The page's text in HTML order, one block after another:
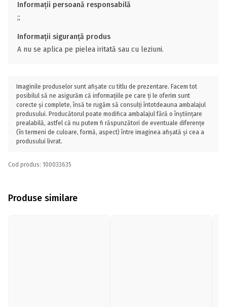
Informații persoană responsabilă
;;
Informații siguranță produs
A nu se aplica pe pielea iritată sau cu leziuni.
Imaginile produselor sunt afișate cu titlu de prezentare. Facem tot
posibilul să ne asigurăm că informațiile pe care ți le oferim sunt
corecte și complete, însă te rugăm să consulți întotdeauna ambalajul
produsului. Producătorul poate modifica ambalajul fără o înștiințare
prealabilă, astfel că nu putem fi răspunzători de eventuale diferențe
(în termeni de culoare, formă, aspect) între imaginea afișată și cea a
produsului livrat.
Cod produs: 100033635
Produse similare